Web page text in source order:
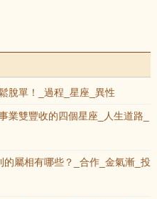
脫單！_過程_星座_異性
業雙豐收的四個星座_人生道路_
屬相有哪些？_合作_金氣漸_投